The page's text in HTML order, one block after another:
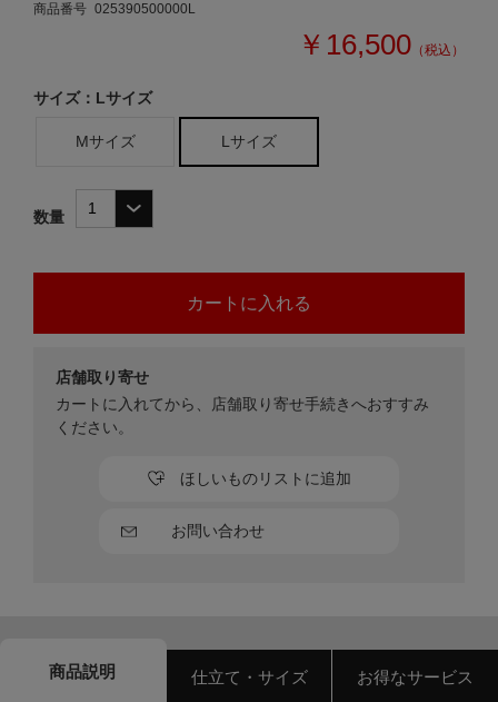
商品番号 025390500000L
￥16,500 （税込）
サイズ：Lサイズ
Mサイズ Lサイズ
数量
お問い合わせ
ほしいものリストに追加
店舗取り寄せ
カートに入れてから、店舗取り寄せ手続きへおすすみ
ください。
商品説明 仕立て・サイズ お得なサービス